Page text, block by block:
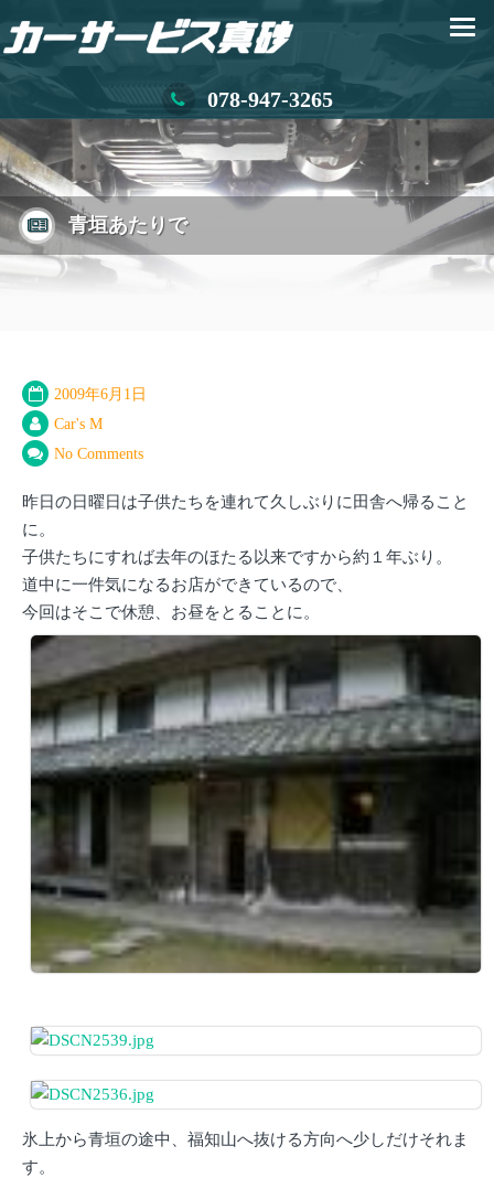
078-947-3265
青垣あたりで
2009年6月1日
Car's M
No Comments
昨日の日曜日は子供たちを連れて久しぶりに田舎へ帰ること
に。
子供たちにすれば去年のほたる以来ですから約１年ぶり。
道中に一件気になるお店ができているので、
今回はそこで休憩、お昼をとることに。
氷上から青垣の途中、福知山へ抜ける方向へ少しだけそれま
す。